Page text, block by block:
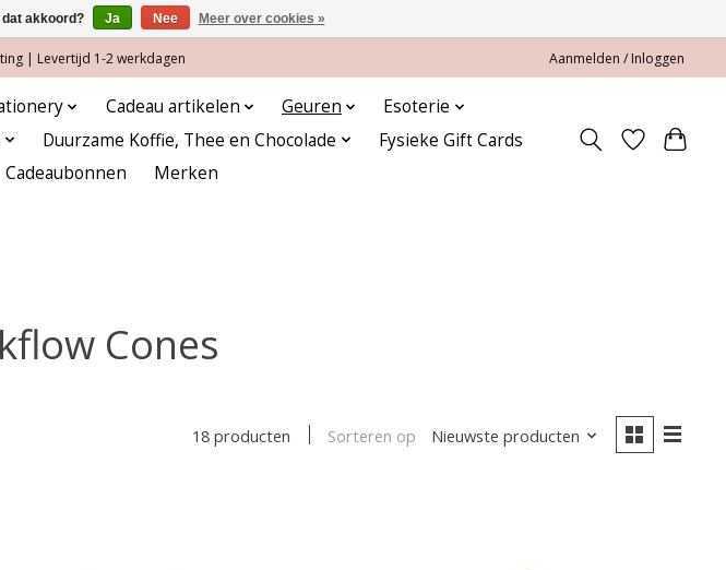
| Levertijd 1-2 werkdagen Aanmelden / Inloggen
Cadeau artikelen Geuren
Esoterie
Duurzame Koffie, Thee en Chocolade
Fysieke Gift Cards
Cadeaubonnen Merken
Cones
18 producten Sorteren op Nieuwste producten
akkoord? Ja Nee Meer over cookies »